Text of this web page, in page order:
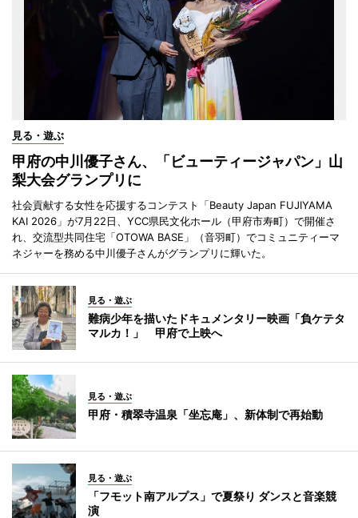
見る・遊ぶ
甲府の中川優子さん、「ビューティージャパン」山
梨大会グランプリに
社会貢献する女性を応援するコンテスト「Beauty Japan FUJIYAMA
KAI 2026」が7月22日、YCC県民文化ホール（甲府市寿町）で開催さ
れ、交流型共同住宅「OTOWA BASE」（音羽町）でコミュニティーマ
ネジャーを務める中川優子さんがグランプリに輝いた。
見る・遊ぶ
難病少年を描いたドキュメンタリー映画「負ケテタ
マルカ！」 甲府で上映へ
見る・遊ぶ
甲府・積翠寺温泉「坐忘庵」、新体制で再始動
見る・遊ぶ
「フモット南アルプス」で夏祭り ダンスと音楽競
演